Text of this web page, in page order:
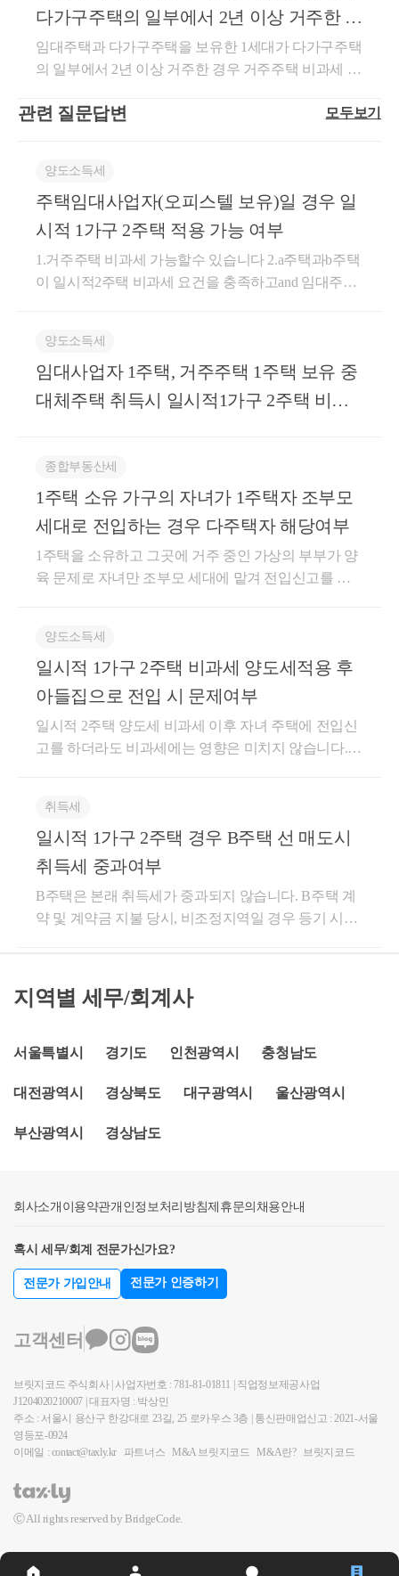
사업자를 대상으로 사용할 수 있는 마일리지등의 경우
다. 이하 이 항에서 같다] 외의 마일리지등으로 결제받
은 부분에 대하여 재화 또는 용역을 공급받는 자 외의
ㆍ사업자별로 마일리지등의 적립 및 사용 실적을 구분
급자가 같다는 사실이 확인될 것2)사업자가 마일리지
급받는 자 외의 자로부터 보전받지 아니할 것10.자기
적립마일리지등 외의 마일리지등으로 대금의 전부 또
는 일부를 결제받은 경우로서 다음 각 목의 어느 하나
에 해당하는 경우: 공급한 재화 또는 용역의 시가(제62
ㆍ취득재화를 공급한 경우나.제9호나목과 관련하여
특수관계인으로부터 부당하게 낮은 금액을 보전받거
하게 감소시킬 것으로 인정되는 경우도움이 되셨길 바
주요 경력- 121,000건 이상의 세금 상담 및 용역- 600건
이상의 경정청구를 통한 약 25억 이상 세금 환급- 세무
상담)- 전문가 플랫폼 '아하커넥츠' 상담 및 후기 1위
(약 500건 이상 상담)- 지식공유플랫폼 '아하' 세무/회계
융 콘텐츠 필진- 한국경제필진- 서울시 마을세무사- ㈜
재무회계팀- 세무법인 넥스트
세하지 아니한다.3. 다음 각 목의 어느 하나에 해당하
가액의 합계액이 12억원을 초과하는 고가주택은 제외
한다)과 이에 딸린 토지로서 건물이 정착된 면적에 지
적 이내의 토지(이하 이 조에서 주택부수토지 라 한다)
는 경우로서 대통령령으로 정하는 요건을 충족하는 주
체취득하거나 상속, 동거봉양, 혼인 등으로 인하여 2주
택 이상을 보유하는 경우로서 대통령령으로 정하는 주
택□소득세법 시행령 제154조의2【공동소유주택의 주
택 수 계산】1주택을 여러 사람이 공동으로 소유한 경
본다□소득세법 시행령 제155조【1세대1주택의 특
례】① 국내에 1주택을 소유한 1세대가 그 주택(이하
른 주택(이하 이 조에서 신규 주택 이라 한다)을 취득
부터 1년 이상이 지난 후 신규 주택을 취득하고 다음
각 호에 따라 종전의 주택을 양도하는 경우(제18항에
따른 사유에 해당하는 경우를 포함한다)에는 이를 1세
주택을 취득한 날부터 3년 이내에 종전의 주택을 양도
하는 경우② 상속받은 주택[조합원입주권 또는 분양권
함하며, 피상속인이 상속개시 당시 2 이상의 주택{상
재개발사업(이하 재개발사업 이라 한다) 재건축사업
(이하 재건축사업 이라 한다) 또는 「빈집 및 소규모주
택 정비에 관한 특례법」에 따른 소규모재건축사업,
소규모재개발사업, 가로주택정비사업, 자율주택정비
에는 다음 각 호의 순위에 따른 1주택을 말한다]과 그
밖의 주택(상속개시 당시 보유한 주택 또는 상속개시
당시 보유한 조합원입주권이나 분양권에 의하여 사업
시행 완료 후 취득한 신축주택만 해당하며, 상속개시
일부터 소급하여 2년 이내에 피상속인으로부터 증여
받은 주택 또는 증여받은 조합원입주권이나 분양권에
1개씩 소유하고 있는 1세대가 일반주택을 양도하는 경
우에는 국내에 1개의 주택을 소유하고 있는 것으로 보
인이 상속개시 당시 1세대인 경우에는 1주택을 보유하
속을 포함하며, 세대를 합친 날 현재 직계존속 중 어느
한 사람 또는 모두가 60세 이상으로서 1주택을 보유하
고 있는 경우만 해당한다)을 동거봉양하기 위하여 세
으로 본다(이하 제3항, 제7항제1호 제156조의2제7항제
소유한 기간이 가장 긴 1주택2. 피상속인이 소유한 기
간이 같은 주택이 2이상일 경우에는피상속인이 거주
한 기간이 가장 긴 1주택3. 피상속인이 소유한 기간 및
거주한 기간이 모두 같은 주택이 2이상일 경우에는피
상속인이 상속개시당시 거주한 1주택4. 피상속인이 거
택이 2이상일 경우에는기준시가가 가장 높은 1주택(기
준시가가 같은 경우에는 상속인이 선택하는 1주택)③
제154조제1항을 적용할 때 공동상속주택[상속으로 여
러 사람이 공동으로 소유하는 1주택을 말하며, 피상속
재개발사업, 재건축사업 또는 소규모재건축사업등의
시행으로 2 이상의 주택이 된 경우를 포함한다)을 소유
다] 외의 다른 주택을 양도하는 때에는해당 공동상속
따른 양도소득세 비과세 대상에 해당하지 않음판결내
용판결 내용은 붙임과 같습니다.상세내용사 건2024두
55426 양도소득세경정거부처분취소원 고A피 고Z원
결판 결 선 고2025. 2. 13.주 문상고를 모두 기각한다.상
다.1. 제1상고이유에 관한 판단 가. 구 소득세법(2021. 1
89조 제1항 제3호는 ‘다음 각 목의 어느 하나에 해당하
는 주택과 주택부수토지의 양도로 발생하는 소득에 대
해서는 양도소득세를 과세하지 아니한다’고 규정하면
서, (가)목에서‘1세대가 1주택을 보유하는 경우로서 대
취득하는 등으로 인하여 2주택 이상을 보유하는 경우
로서 대통령령으로 정하는 주택‘을 각각 들고 있다.그
위임에 따라 구소득세법시행령(2022. 5. 31. 대통령령
제32654호로 개정되기 전의 것,이하 같다) 제154조 제1
1주택을 보유하고 있는 경우로서 해당 주택의 보유기
간이 2년 이상인 것을 말한다’고 규정하고 있고, 제11
항은 ‘법 제89조 제1항 제3호 (나)목에서 “대통령령으
례에 해당하여 이 조를 적용하는 주택을 말한다.’고 규
정하고 있다. 그리고 구소득세법 시행령 제155조 제1
택을 소유한 1세대가 그 주택을 양도하기 전에 신규 주
의 주택을 취득한 날부터 1년 이상이 지난 후 신규 주
택을 취득하고 신규 주택을 취득한 날부터 3년 이내에
종전의 주택을 양도하는 경우에는 1세대 1주택으로 보
아 제154조 제1항을 적용한다‘고 규정하고 있다.위 각
요건을 막론하고 조세법규의 해석은 특별한 사정이 없
는 한 법문대로 해석할 것이고, 합리적 이유 없이 확장
(대법원 2010. 1. 14. 선고 2007두26544 판결 등 참조) 등
을 종합하면, 구소득세법 시행령 제155조 제1항 제1호
는 국내에 1주택을 소유한 1세대가 신규 주택을 취득
세대가 신규 주택을 취득함으로써 3주택이 되었다가
종전의 주택 중 1주택을 처분하여 2주택이 된 경우는
비과세 대상에 해당하지 않는다. 나. 원심은, 부부인 원
건 ㉡주택을 각각 취득함으로써 2주택을 보유하다가 2
된 사실, 2021. 1. 13. 이 사건 ㉠주택을 처분하여 다시 1
들과 같이 국내에 2주택을 소유한 1세대가 신규 주택
주택을 처분하여 2주택이 된 경우에는 구소득세법 시
행령 제155조 제1항 제1호를 적용할 수 없다는 이유로,
이 사건 ㉡주택의 양도에 대하여 원고들에게 양도소득
다. 원심판결 이유를 앞에서 살펴본 규정과 법리 및 기
고, 거기에 상고이유 주장과 같이 구소득세법 시행령
제155조 제1항 제1호의 적용 범위에 관한 법리를 오해
하여 판결에 영향을 미친 잘못이 없다.2. 제2상고이유
에 관한 판단 원심은, 설령 원고의 주장에 따라 이 사건
제1항 제1호를 적용 또는 유추적용할 수 있다고 보더
라도, 주택의 보유기간 기산일과 관련된 원고의 신뢰
다. 제1상고이유 관련 원심 판단이 정당한 이상, 이러
다가구주택의 일부에서 2년 이상 거주한 경
우 거주주택 비과세 여부
임대주택과 다가구주택을 보유한 1세대가 다가구주택
의 일부에서 2년 이상 거주한 경우 거주주택 비과세 여
택의 일부에서2년 이상 거주한 경우 거주주택 비과세
세대가 다가구주택의 일부에서 2년 이상 거주한 경우
「소득세법 시행령」 제155조제20항 적용 여부[ 요 지
]장기임대주택과 다가구주택을 보유하고 있는 1세대
가구주택을 하나의 매매단위로 양도하는 경우 국내에
1개의 주택을 소유한 것으로 보아 거주주택 비과세 특
제155조제20항제2호의 요건을 충족하는 장기임대주
택의 일부에서 2년 이상 거주한 후 해당 다가구주택을
하나의 매매단위로 양도하는 경우 국내에 1개의 주택
행령」 제155조제20항1.사실관계2.질의내용- 임대요
건을 충족하는 임대주택 6채와 다가구주택을 보유한1
이 2년 이상 거주하는 경우 나머지 6구(區)에 다른 세대
가 임차하여 거주하는 경우 소득령 §155⑳에 따른 비
과세 특례 적용 여부3. 관련 조세 법령 (법률, 시행령,
해당 목의 단서에서 정하는 기한의 제한은 적용하지
않되, 2020년 7월 10일 이전에 「민간임대주택에 관한
주택을 추가하기 위해 등록사항의 변경 신고를 한 경
우를 포함한다)을 한 주택으로 한정하며, 같은 호 마목
[같은 목 2) 및 3)에 해당하지 않는 경우로 한정한다]을
는 같은 항 제8호의2에 해당하는 주택(이하 장기가정
어린이집 이라 한다)과 그 밖의 1주택을 국내에 소유하
고 있는 1세대가 각각 제1호와 제2호 또는 제1호와 제3
호의 요건을 충족하고 해당 1주택(이하 이 조에서 거주
택을 소유하고 있는 것으로 보아 제154조제1항을 적용
한특별법」 제5조에 따라 민간임대주택으로 등록하였
아 가정어린이집으로 사용한 사실이 있고 그 보유기간
둘 이상인 경우에는 가장 나중에 양도한 거주주택을
에는 1주택 외의 주택을 모두 양도한 후 1주택을 보유
택보유주택 이라 한다)인 경우에는 직전거주주택의 양
도일 후의 기간분에 대해서만 국내에 1개의 주택을 소
유하고 있는 것으로 보아 제154조제1항을 적용한다.1.
택의 경우에는 법 제168조에 따른 사업자등록과 「민
자 등록을 한 날 또는 「영유아보육법」 제13조제1항
에 따른 인가를 받은 날 이후의 거주기간을 말한다)이
2년 이상일 것2. 장기임대주택: 양도일 현재 법 제168
조에 따른 사업자등록을 하고, 장기임대주택을 「민간
택으로 등록하여 임대하고 있으며, 임대보증금 또는
임대료(이하 이 호에서 임대료등 이라 한다)의 증가율
관련 질문답변 모두보기
양도소득세
주택임대사업자(오피스텔 보유)일 경우 일
시적 1가구 2주택 적용 가능 여부
1.거주주택 비과세 가능할수 있습니다 2.a주택과b주택
이 일시적2주택 비과세 요건을 충족하고and 임대주택
한것 첨부드립니다https://m.blog.naver.com/totwm/222603
869624
양도소득세
임대사업자 1주택, 거주주택 1주택 보유 중
대체주택 취득시 일시적1가구 2주택 비과
종합부동산세
1주택 소유 가구의 자녀가 1주택자 조부모
세대로 전입하는 경우 다주택자 해당여부
1주택을 소유하고 그곳에 거주 중인 가상의 부부가 양
육 문제로 자녀만 조부모 세대에 맡겨 전입신고를 하
와 조부모 세대의 보유주택수에 영향을 줄 수 있는지(1
주택자 부모를 가진 세대원이 1주택자 조부모 밑으로
전입해서 부모나 조부모가 1가구 2주택자가 되는지),
이 유지되는지 궁금합니다. -->양도세법은 실질을 기
준으로 판단합니다 자녀가 미성년자인데 조부모와 실
그대로 1주택이고 성년 자녀세대도 1세대 1주택에 해
양도소득세
일시적 1가구 2주택 비과세 양도세적용 후
아들집으로 전입 시 문제여부
일시적 2주택 양도세 비과세 이후 자녀 주택에 전입신
고를 하더라도 비과세에는 영향은 미치지 않습니다.
와 별도세대에 해당한다면 비과세를 적용받을 수 있는
것입니다. 이처럼 주택을 판 이후에 자녀주택에 거주
하더라도 관계 없으며, 주택 양도시점에만 자녀와 별
니다. * 보다 궁금한 점이 있으실 경우, 02 6403 9250 또
는 cta_moonyh@naver.com으로 연락을 주셔도 됩니다.
취득세
일시적 1가구 2주택 경우 B주택 선 매도시
취득세 중과여부
B주택은 본래 취득세가 중과되지 않습니다. B주택 계
약 및 계약금 지불 당시, 비조정지역일 경우 등기 시점
담합니다. 도움이 되셨길 바랍니다. 감사합니다.
지역별 세무/회계사
서울특별시 경기도 인천광역시 충청남도
대전광역시 경상북도 대구광역시 울산광역시
부산광역시 경상남도
회사소개 이용약관개인정보처리방침제휴문의 채용안내
혹시 세무/회계 전문가신가요?
전문가 가입안내 전문가 인증하기
고객센터
브릿지코드 주식회사 | 사업자번호 : 781-81-01811 | 직업정보제공사업
J1204020210007 | 대표자명 : 박상민
주소 : 서울시 용산구 한강대로 23길, 25 로카우스 3층 | 통신판매업신고 : 2021-서울
영등포-0924
이메일 : contact@taxly.kr
파트너스 M&A 브릿지코드 M&A란? 브릿지코드
Ⓒ All rights reserved by BridgeCode.